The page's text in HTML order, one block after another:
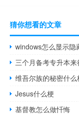
猜你想看的文章
windows怎么显示隐
三个月备考专升本
维吾尔族的秘密什么
Jesus什么梗
基督教怎么做忏悔